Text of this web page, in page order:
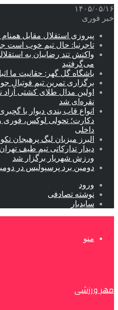
۱۴۰۵/۰۵/۱۶
خبر فوری
پیروزی استقلال مقابل
تاجرنیا: حال تیم خوب است
واکنش تند رضاییان به
می‌گرفتید
باشگاه گل گهر: حقانیت ما
برگزاری تمرین تیم فوتبال
اولین مدال طلای کشتی
نقره‌ای شد
انواع قاب بندی دیوار با
دکارت؛ تحولی لوکس، فوری
داخلی
البرز میزبان لیگ پرهیجان
دیدار تدارکاتی تیم طیف
ورزش شهریار برگزار شد
دومین برد پرسپولیس در
ورود
نوشته تصادفی
سایدبار
منو
مهر ورزشی